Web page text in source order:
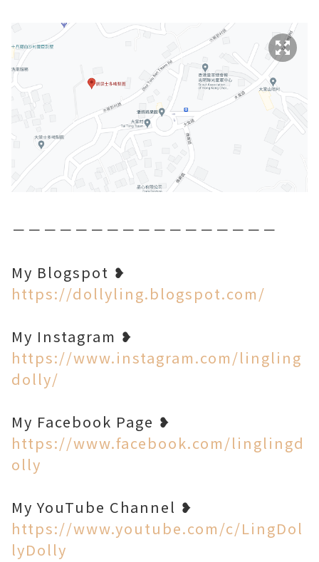
－－－－－－－－－－－－－－－－－
My Blogspot ❥
https://dollyling.blogspot.com/
My Instagram ❥
https://www.instagram.com/lingling
dolly/
My Facebook Page ❥
https://www.facebook.com/linglingd
olly
My YouTube Channel ❥
https://www.youtube.com/c/LingDol
lyDolly